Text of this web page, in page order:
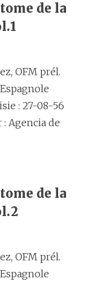
de la
OFM prél.
: 27-08-56
Agencia de
de la
OFM prél.